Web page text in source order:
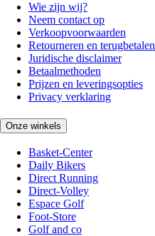
Wie zijn wij?
Neem contact op
Verkoopvoorwaarden
Retourneren en terugbetalen
Juridische disclaimer
Betaalmethoden
Prijzen en leveringsopties
Privacy verklaring
Onze winkels
Basket-Center
Daily Bikers
Direct Running
Direct-Volley
Espace Golf
Foot-Store
Golf and co